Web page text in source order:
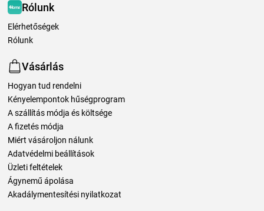
Rólunk
Elérhetőségek
Rólunk
Vásárlás
Hogyan tud rendelni
Kényelempontok hűségprogram
A szállítás módja és költsége
A fizetés módja
Miért vásároljon nálunk
Adatvédelmi beállítások
Üzleti feltételek
Ágynemű ápolása
Akadálymentesítési nyilatkozat